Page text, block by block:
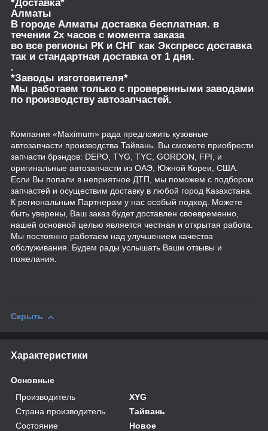
*Доставка*
Алматы
В городе Алматы доставка бесплатная. в
течении 2х часов с момента заказа
во все регионы РК и СНГ как Экспресс доставка
так и стандартная доставка от 1 дня.
.
*Заводы изготовителя*
Мы работаем только с проверенными заводами
по производству автозапчастей.
Компания «Maximum» рада предложить кузовные
автозапчасти производства Тайвань. Вы сможете приобрести
запчасти брэндов: DEPO, TYG, TYC, GORDON, FPI, и
оригинальные автозапчасти из ОАЭ, Южной Кореи, США.
Если Вы попали в неприятное ДТП, мы поможем с подбором
запчастей и осуществим доставку в любой город Казахстана.
К региональным Партнерам у нас особый подход. Можете
быть уверены, Ваш заказ будет доставлен своевременно,
нашей основной целью является честная и открытая работа.
Мы постоянно работаем над улучшением качества
обслуживания. Будем рады услышать Ваши отзывы и
пожелания.
Скрыть
Характеристики
Основные
Производитель
XYG
Страна производитель
Тайвань
Состояние
Новое